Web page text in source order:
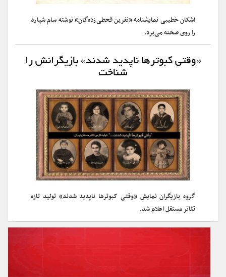
اشکان خطیبی نمایشنامه «نفرین قحطی‌زده‌گان» نوشته سام شپارد
را روی صحنه می‌برد.
«وقتی کبوترها ناپدید شدند» بازیگرانش را
شناخت
گروه بازیگران نمایش «وقتی کبوترها ناپدید شدند» تولید تازه
تئاتر مستقل اعلام شد.